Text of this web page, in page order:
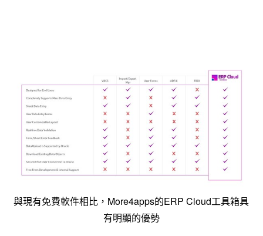
與現有免費軟件相比，More4apps的ERP Cloud工具箱具
有明顯的優勢